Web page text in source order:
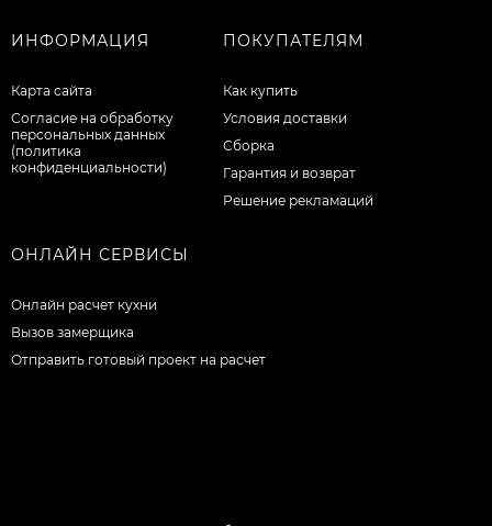
ИНФОРМАЦИЯ
Карта сайта
Согласие на обработку
персональных данных
(политика
конфиденциальности)
ПОКУПАТЕЛЯМ
Как купить
Условия доставки
Сборка
Гарантия и возврат
Решение рекламаций
ОНЛАЙН СЕРВИСЫ
Онлайн расчет кухни
Вызов замерщика
Отправить готовый проект на расчет